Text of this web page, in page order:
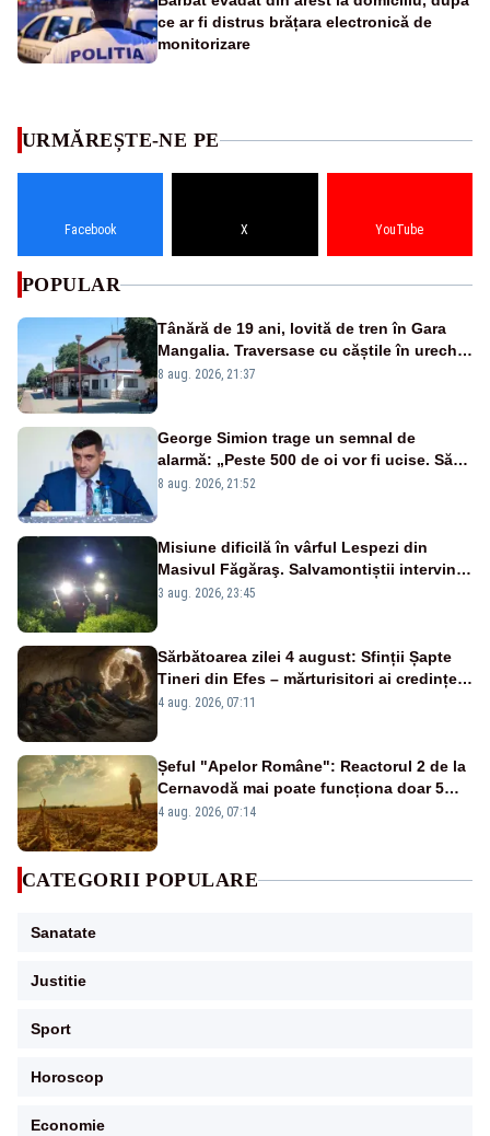
ce ar fi distrus brățara electronică de
monitorizare
URMĂREȘTE-NE PE
Facebook X YouTube
POPULAR
Tânără de 19 ani, lovită de tren în Gara
Mangalia. Traversase cu căștile în urechi
liniile printr-un loc nepermis
8 aug. 2026, 21:37
George Simion trage un semnal de
alarmă: „Peste 500 de oi vor fi ucise. Să
vedem dacă ciobanii vor fi despăgubiți”
8 aug. 2026, 21:52
Misiune dificilă în vârful Lespezi din
Masivul Făgăraş. Salvamontiștii intervin
pentru recuperarea a doi tineri
3 aug. 2026, 23:45
Sărbătoarea zilei 4 august: Sfinții Șapte
Tineri din Efes – mărturisitori ai credinței
și ai Învierii
4 aug. 2026, 07:11
Șeful "Apelor Române": Reactorul 2 de la
Cernavodă mai poate funcționa doar 5
zile
4 aug. 2026, 07:14
CATEGORII POPULARE
Sanatate
Justitie
Sport
Horoscop
Economie